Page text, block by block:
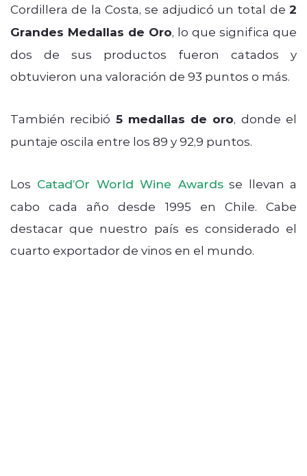
Cordillera de la Costa, se adjudicó un total de 2
Grandes Medallas de Oro, lo que significa que
dos de sus productos fueron catados y
obtuvieron una valoración de 93 puntos o más.
También recibió 5 medallas de oro, donde el
puntaje oscila entre los 89 y 92,9 puntos.
Los Catad’Or World Wine Awardsse llevan a
cabo cada año desde 1995 en Chile. Cabe
destacar que nuestro país es considerado el
cuarto exportador de vinos en el mundo.